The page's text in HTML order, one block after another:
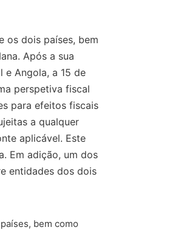
os dois países, bem
Após a sua
e Angola, a 15 de
perspetiva fiscal
para efeitos fiscais
a qualquer
aplicável. Este
Em adição, um dos
entidades dos dois
bem como